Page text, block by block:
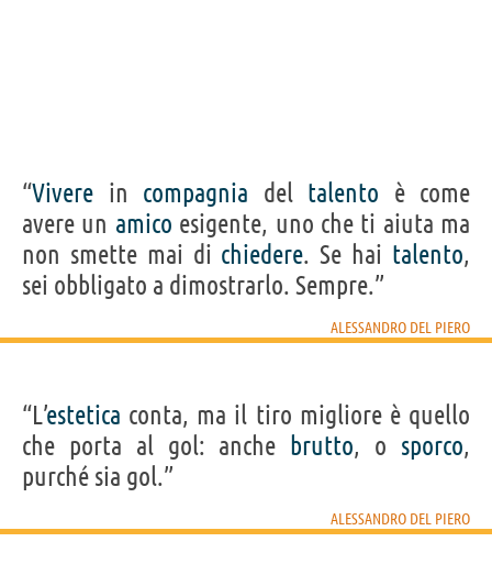
Personaggi affini perPROFESSIONE CONTENUTI
“Vivere in compagnia del talento è come
avere un amico esigente, uno che ti aiuta ma
non smette mai di chiedere. Se hai talento,
sei obbligato a dimostrarlo. Sempre.”
ALESSANDRO DEL PIERO
“L’estetica conta, ma il tiro migliore è quello
che porta al gol: anche
brutto, o sporco,
purché sia gol.”
ALESSANDRO DEL PIERO